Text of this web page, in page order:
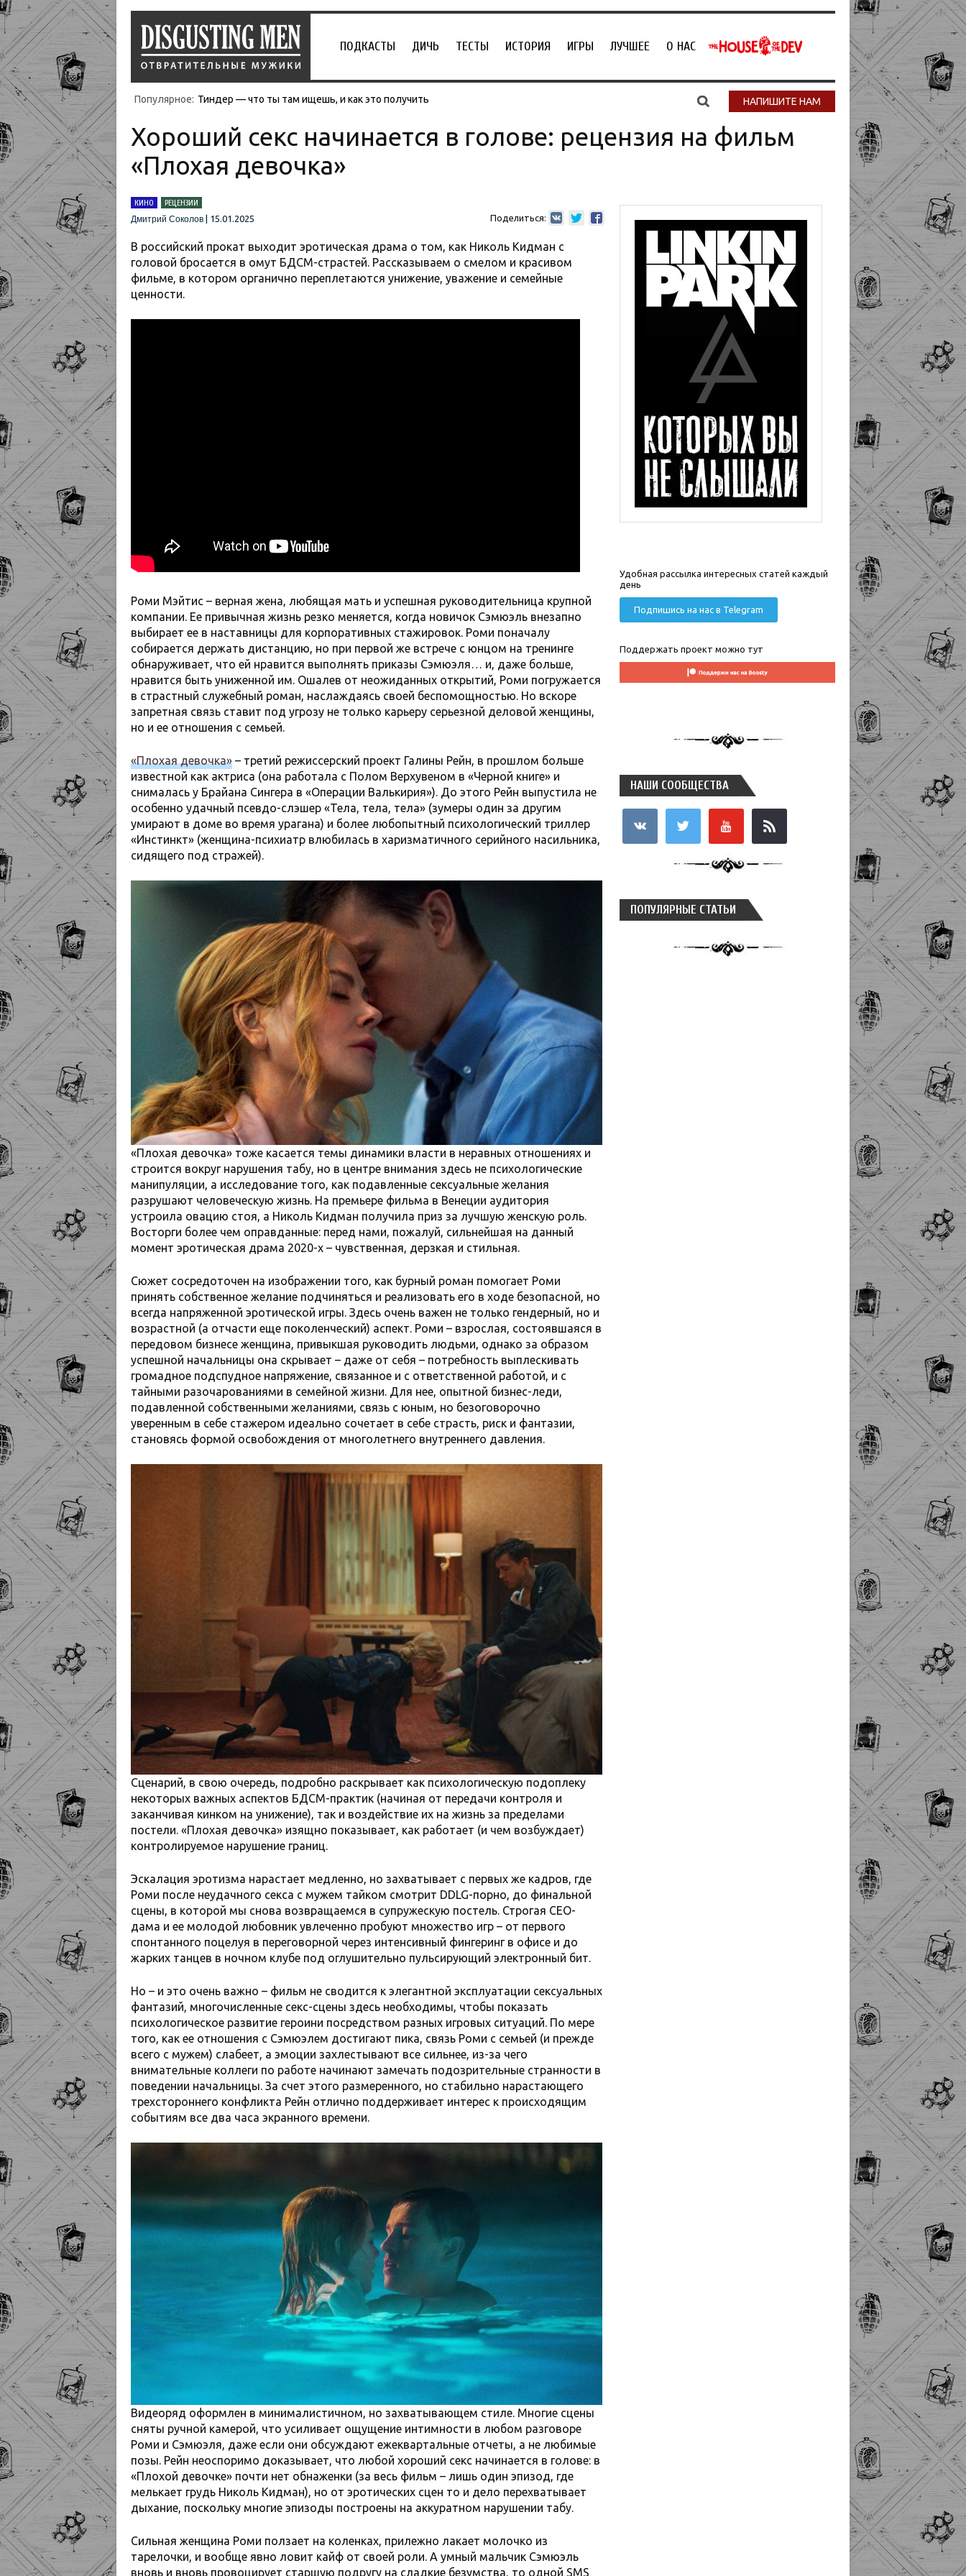
ПОДКАСТЫ ДИЧЬ ТЕСТЫ ИСТОРИЯ ИГРЫ ЛУЧШЕЕ О НАС
Популярное: Тиндер — что ты там ищешь, и как это получить НАПИШИТЕ НАМ
Хороший секс начинается в голове: рецензия на фильм
«Плохая девочка»
КИНО
РЕЦЕНЗИИ
Дмитрий Соколов
15.01.2025 Поделиться:
В российский прокат выходит эротическая драма о том, как Николь Кидман с
головой бросается в омут БДСМ-страстей. Рассказываем о смелом и красивом
фильме, в котором органично переплетаются унижение, уважение и семейные
ценности.
Роми Мэйтис – верная жена, любящая мать и успешная руководительница крупной
компании. Ее привычная жизнь резко меняется, когда новичок Сэмюэль внезапно
выбирает ее в наставницы для корпоративных стажировок. Роми поначалу
собирается держать дистанцию, но при первой же встрече с юнцом на тренинге
обнаруживает, что ей нравится выполнять приказы Сэмюэля… и, даже больше,
нравится быть униженной им. Ошалев от неожиданных открытий, Роми погружается
в страстный служебный роман, наслаждаясь своей беспомощностью. Но вскоре
запретная связь ставит под угрозу не только карьеру серьезной деловой женщины,
но и ее отношения с семьей.
«Плохая девочка» – третий режиссерский проект Галины Рейн, в прошлом больше
известной как актриса (она работала с Полом Верхувеном в «Черной книге» и
снималась у Брайана Сингера в «Операции Валькирия»). До этого Рейн выпустила не
особенно удачный псевдо-слэшер «Тела, тела, тела» (зумеры один за другим
умирают в доме во время урагана) и более любопытный психологический триллер
«Инстинкт» (женщина-психиатр влюбилась в харизматичного серийного насильника,
сидящего под стражей).
«Плохая девочка» тоже касается темы динамики власти в неравных отношениях и
строится вокруг нарушения табу, но в центре внимания здесь не психологические
манипуляции, а исследование того, как подавленные сексуальные желания
разрушают человеческую жизнь. На премьере фильма в Венеции аудитория
устроила овацию стоя, а Николь Кидман получила приз за лучшую женскую роль.
Восторги более чем оправданные: перед нами, пожалуй, сильнейшая на данный
момент эротическая драма 2020-х – чувственная, дерзкая и стильная.
Сюжет сосредоточен на изображении того, как бурный роман помогает Роми
принять собственное желание подчиняться и реализовать его в ходе безопасной, но
всегда напряженной эротической игры. Здесь очень важен не только гендерный, но и
возрастной (а отчасти еще поколенческий) аспект. Роми – взрослая, состоявшаяся в
передовом бизнесе женщина, привыкшая руководить людьми, однако за образом
успешной начальницы она скрывает – даже от себя – потребность выплескивать
громадное подспудное напряжение, связанное и с ответственной работой, и с
тайными разочарованиями в семейной жизни. Для нее, опытной бизнес-леди,
подавленной собственными желаниями, связь с юным, но безоговорочно
уверенным в себе стажером идеально сочетает в себе страсть, риск и фантазии,
становясь формой освобождения от многолетнего внутреннего давления.
Сценарий, в свою очередь, подробно раскрывает как психологическую подоплеку
некоторых важных аспектов БДСМ-практик (начиная от передачи контроля и
заканчивая кинком на унижение), так и воздействие их на жизнь за пределами
постели. «Плохая девочка» изящно показывает, как работает (и чем возбуждает)
контролируемое нарушение границ.
Эскалация эротизма нарастает медленно, но захватывает с первых же кадров, где
Роми после неудачного секса с мужем тайком смотрит DDLG-порно, до финальной
сцены, в которой мы снова возвращаемся в супружескую постель. Строгая CEO-
дама и ее молодой любовник увлеченно пробуют множество игр – от первого
спонтанного поцелуя в переговорной через интенсивный фингеринг в офисе и до
жарких танцев в ночном клубе под оглушительно пульсирующий электронный бит.
Но – и это очень важно – фильм не сводится к элегантной эксплуатации сексуальных
фантазий, многочисленные секс-сцены здесь необходимы, чтобы показать
психологическое развитие героини посредством разных игровых ситуаций. По мере
того, как ее отношения с Сэмюэлем достигают пика, связь Роми с семьей (и прежде
всего с мужем) слабеет, а эмоции захлестывают все сильнее, из-за чего
внимательные коллеги по работе начинают замечать подозрительные странности в
поведении начальницы. За счет этого размеренного, но стабильно нарастающего
трехстороннего конфликта Рейн отлично поддерживает интерес к происходящим
событиям все два часа экранного времени.
Видеоряд оформлен в минималистичном, но захватывающем стиле. Многие сцены
сняты ручной камерой, что усиливает ощущение интимности в любом разговоре
Роми и Сэмюэля, даже если они обсуждают ежеквартальные отчеты, а не любимые
позы. Рейн неоспоримо доказывает, что любой хороший секс начинается в голове: в
«Плохой девочке» почти нет обнаженки (за весь фильм – лишь один эпизод, где
мелькает грудь Николь Кидман), но от эротических сцен то и дело перехватывает
дыхание, поскольку многие эпизоды построены на аккуратном нарушении табу.
Сильная женщина Роми ползает на коленках, прилежно лакает молочко из
тарелочки, и вообще явно ловит кайф от своей роли. А умный мальчик Сэмюэль
вновь и вновь провоцирует старшую подругу на сладкие безумства, то одной SMS
Удобная рассылка интересных статей каждый
день
Подпишись на нас в Telegram
Поддержать проект можно тут
НАШИ СООБЩЕСТВА
ПОПУЛЯРНЫЕ СТАТЬИ